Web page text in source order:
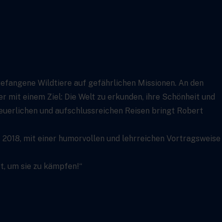
Wildtiere auf gefährlichen Missionen. An den
einem Ziel: Die Welt zu erkunden, ihre Schönheit und
und aufschlussreichen Reisen bringt Robert
mit einer humorvollen und lehrreichen Vortragsweise
um sie zu kämpfen!“